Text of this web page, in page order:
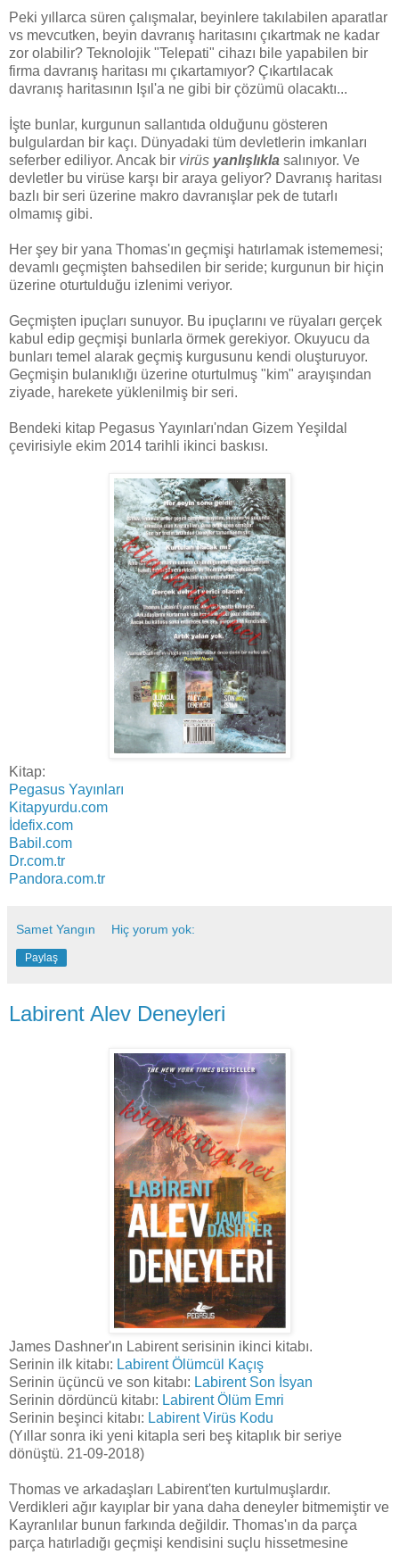
Peki yıllarca süren çalışmalar, beyinlere takılabilen aparatlar
vs mevcutken, beyin davranış haritasını çıkartmak ne kadar
zor olabilir? Teknolojik "Telepati" cihazı bile yapabilen bir
firma davranış haritası mı çıkartamıyor? Çıkartılacak
davranış haritasının Işıl'a ne gibi bir çözümü olacaktı...
İşte bunlar, kurgunun sallantıda olduğunu gösteren
bulgulardan bir kaçı. Dünyadaki tüm devletlerin imkanları
seferber ediliyor. Ancak bir virüs yanlışlıkla salınıyor. Ve
devletler bu virüse karşı bir araya geliyor? Davranış haritası
bazlı bir seri üzerine makro davranışlar pek de tutarlı
olmamış gibi.
Her şey bir yana Thomas'ın geçmişi hatırlamak istememesi;
devamlı geçmişten bahsedilen bir seride; kurgunun bir hiçin
üzerine oturtulduğu izlenimi veriyor.
Geçmişten ipuçları sunuyor. Bu ipuçlarını ve rüyaları gerçek
kabul edip geçmişi bunlarla örmek gerekiyor. Okuyucu da
bunları temel alarak geçmiş kurgusunu kendi oluşturuyor.
Geçmişin bulanıklığı üzerine oturtulmuş "kim" arayışından
ziyade, harekete yüklenilmiş bir seri.
Bendeki kitap Pegasus Yayınları'ndan Gizem Yeşildal
çevirisiyle ekim 2014 tarihli ikinci baskısı.
Kitap:
Pegasus Yayınları
Kitapyurdu.com
İdefix.com
Babil.com
Dr.com.tr
Pandora.com.tr
Samet Yangın Hiç yorum yok:
Paylaş
Labirent Alev Deneyleri
James Dashner'ın Labirent serisinin ikinci kitabı.
Serinin ilk kitabı: Labirent Ölümcül Kaçış
Serinin üçüncü ve son kitabı: Labirent Son İsyan
Serinin dördüncü kitabı: Labirent Ölüm Emri
Serinin beşinci kitabı: Labirent Virüs Kodu
(Yıllar sonra iki yeni kitapla seri beş kitaplık bir seriye
dönüştü. 21-09-2018)
Thomas ve arkadaşları Labirent'ten kurtulmuşlardır.
Verdikleri ağır kayıplar bir yana daha deneyler bitmemiştir ve
Kayranlılar bunun farkında değildir. Thomas'ın da parça
parça hatırladığı geçmişi kendisini suçlu hissetmesine